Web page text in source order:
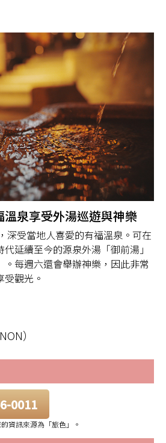
泉享受外湯巡遊與神樂
深受當地人喜愛的有福溫泉。可在
延續至今的源泉外湯「御前湯」
。每週六還會舉辦神樂，因此非常
觀光。
）
0011
資訊來源為「旅色」。